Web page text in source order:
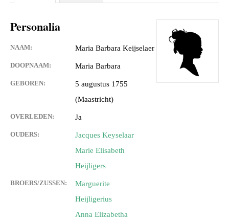
Personalia
NAAM: Maria Barbara Keijselaer
DOOPNAAM: Maria Barbara
GEBOREN:
5 augustus 1755
(Maastricht)
OVERLEDEN: Ja
OUDERS:
Jacques Keyselaar
Marie Elisabeth
Heijligers
BROERS/ZUSSEN:
Marguerite
Heijligerius
Anna Elizabetha